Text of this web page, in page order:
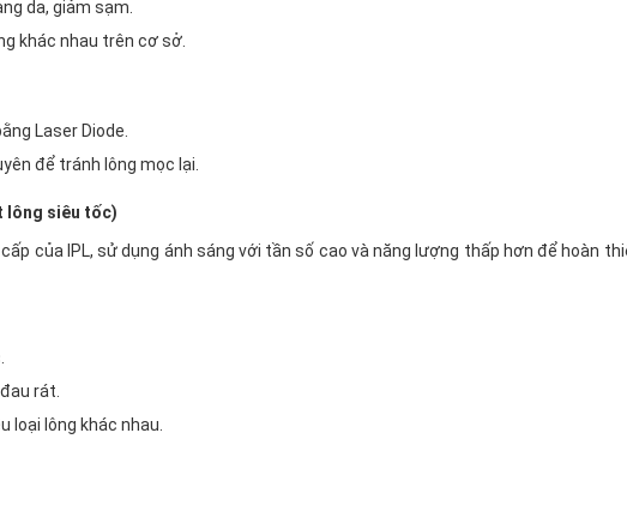
da, giảm sạm.
khác nhau trên cơ sở.
Laser Diode.
để tránh lông mọc lại.
lông siêu tốc)
cấp của IPL, sử dụng ánh sáng với tần số cao và năng lượng thấp hơn để hoàn
rát.
loại lông khác nhau.